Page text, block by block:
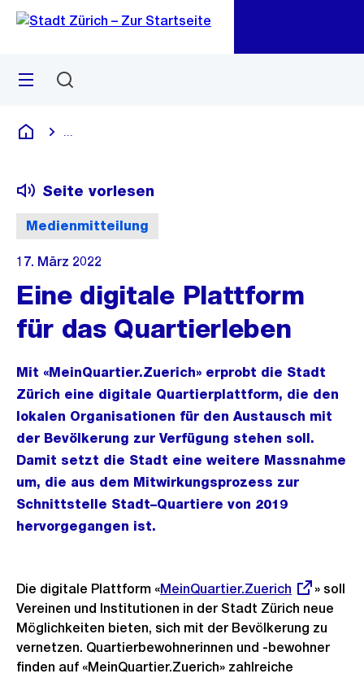
Navigation
Sprunglink
Menü
Deutsch
Medienmitteilung
Seite vorlesen
17. März 2022
Eine digitale Plattform
für das Quartierleben
Mit «MeinQuartier.Zuerich» erprobt die Stadt
Zürich eine digitale Quartierplattform, die den
lokalen Organisationen für den Austausch mit
der Bevölkerung zur Verfügung stehen soll.
Damit setzt die Stadt eine weitere Massnahme
um, die aus dem Mitwirkungsprozess zur
Schnittstelle Stadt–Quartiere von 2019
hervorgegangen ist.
Die digitale Plattform «Externer
Link:
MeinQuartier.Zuerich
» soll
Vereinen und Institutionen in der Stadt Zürich neue
Möglichkeiten bieten, sich mit der Bevölkerung zu
vernetzen. Quartierbewohnerinnen und -bewohner
finden auf «MeinQuartier.Zuerich» zahlreiche